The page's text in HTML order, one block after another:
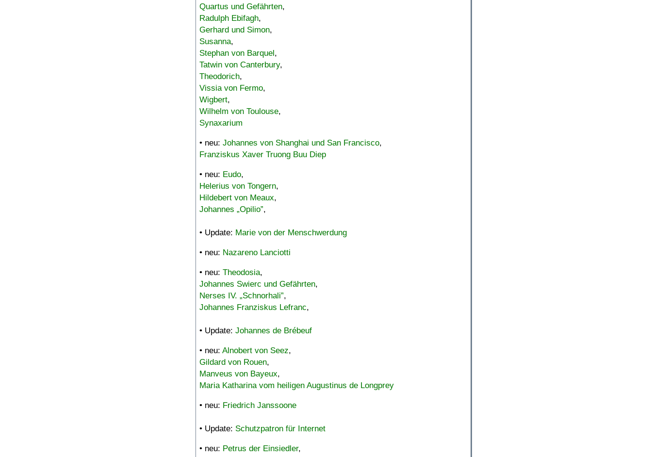
Quartus und Gefährten,
Radulph Ebifagh,
Gerhard und Simon,
Susanna,
Stephan von Barquel,
Tatwin von Canterbury,
Theodorich,
Vissia von Fermo,
Wigbert,
Wilhelm von Toulouse,
Synaxarium
• neu: Johannes von Shanghai und San Francisco,
Franziskus Xaver Truong Buu Diep
• neu: Eudo,
Helerius von Tongern,
Hildebert von Meaux,
Johannes „Opilio”,
• Update: Marie von der Menschwerdung
• neu: Nazareno Lanciotti
• neu: Theodosia,
Johannes Swierc und Gefährten,
Nerses IV. „Schnorhali”,
Johannes Franziskus Lefranc,
• Update: Johannes de Brébeuf
• neu: Alnobert von Seez,
Gildard von Rouen,
Manveus von Bayeux,
Maria Katharina vom heiligen Augustinus de Longprey
• neu: Friedrich Janssoone
• Update: Schutzpatron für Internet
• neu: Petrus der Einsiedler,